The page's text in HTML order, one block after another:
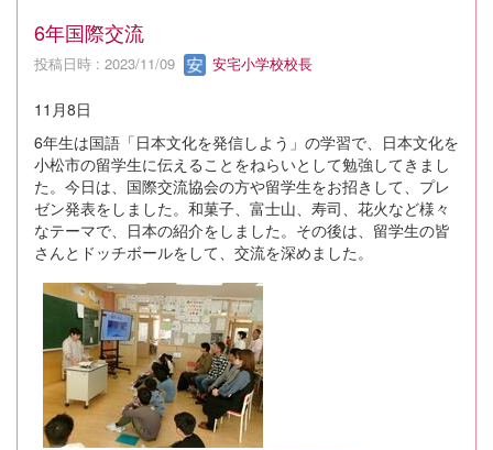
6年国際交流
投稿日時 : 2023/11/09 安宅小学校校長
11月8日
6年生は国語「日本文化を発信しよう」の学習で、日本文化を
小松市の留学生に伝えることをねらいとして勉強してきまし
た。今日は、国際交流協会の方や留学生をお招きして、プレ
ゼン発表をしました。和菓子、富士山、寿司、花火など様々
なテーマで、日本の紹介をしました。その後は、留学生の皆
さんとドッチボールをして、交流を深めました。